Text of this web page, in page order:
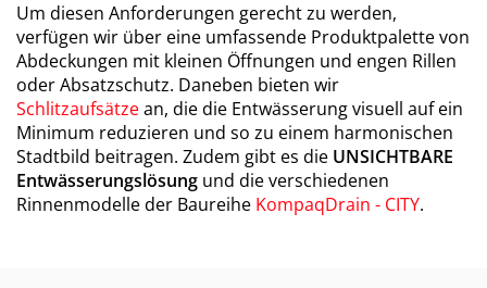
Um diesen Anforderungen gerecht zu werden,
verfügen wir über eine umfassende Produktpalette von
Abdeckungen mit kleinen Öffnungen und engen Rillen
oder Absatzschutz. Daneben bieten wir
Schlitzaufsätzean, die die Entwässerung visuell auf ein
Minimum reduzieren und so zu einem harmonischen
Stadtbild beitragen. Zudem gibt es die UNSICHTBARE
Entwässerungslösung und die verschiedenen
Rinnenmodelle der Baureihe KompaqDrain - CITY.